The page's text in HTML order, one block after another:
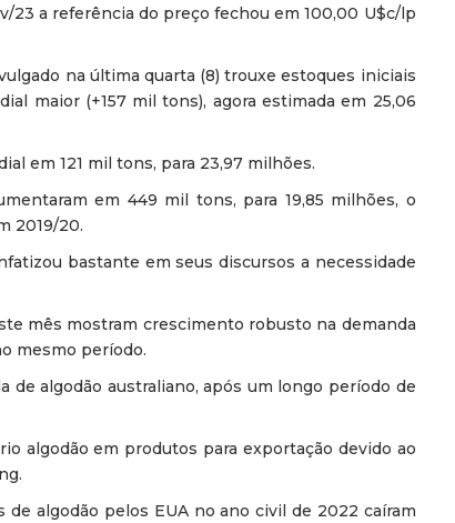
23 a referência do preço fechou em 100,00 U$c/lp
na última quarta (8) trouxe estoques iniciais
maior (+157 mil tons), agora estimada em 25,06
em 121 mil tons, para 23,97 milhões.
em 449 mil tons, para 19,85 milhões, o
2019/20.
bastante em seus discursos a necessidade
mês mostram crescimento robusto na demanda
mesmo período.
de algodão australiano, após um longo período de
algodão em produtos para exportação devido ao
algodão pelos EUA no ano civil de 2022 caíram